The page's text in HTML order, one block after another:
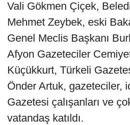
Vali Gökmen Çiçek,
Mehmet Zeybek, eski
Genel Meclis Başkanı
Afyon Gazeteciler
Küçükkurt, Türkeli
Önder Artuk, gazeteciler,
Gazetesi çalışanları ve
vatandaş katıldı.